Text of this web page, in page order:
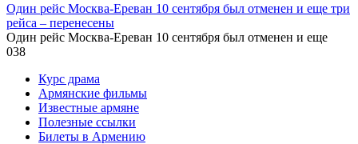
Один рейс Москва-Ереван 10 сентября был отменен и еще три
рейса – перенесены
Один рейс Москва-Ереван 10 сентября был отменен и еще
038
Курс драма
Армянские фильмы
Известные армяне
Полезные ссылки
Билеты в Армению